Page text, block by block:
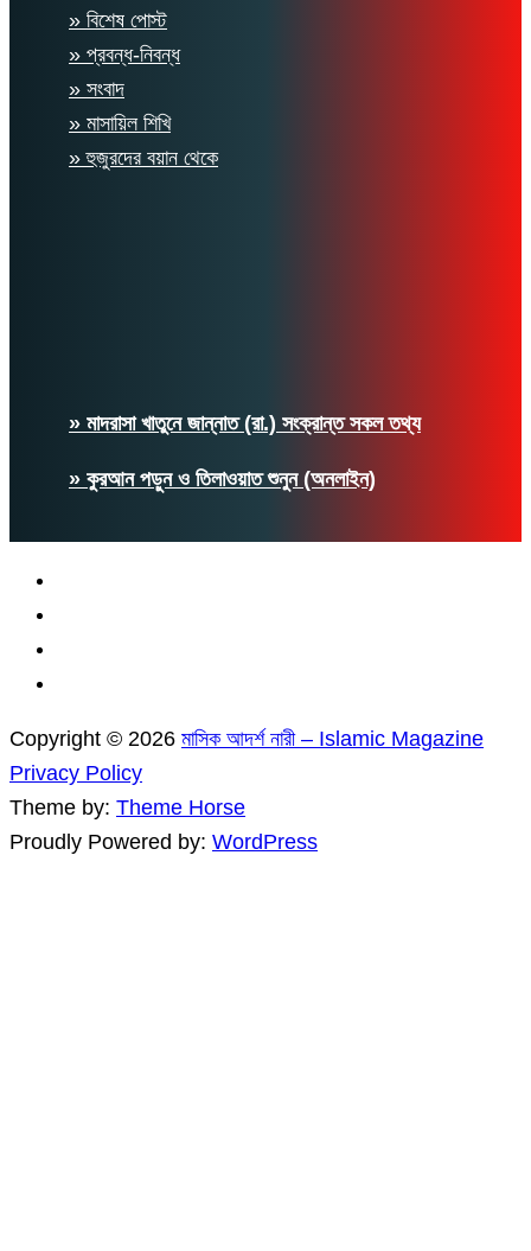
» বিশেষ পোস্ট
» প্রবন্ধ-নিবন্ধ
» সংবাদ
» মাসায়িল শিখি
» হুজুরদের বয়ান থেকে
» মাদরাসা খাতুনে জান্নাত (রা.) সংক্রান্ত সকল তথ্য
» কুরআন পড়ুন ও তিলাওয়াত শুনুন (অনলাইন)
Copyright © 2026 মাসিক আদর্শ নারী – Islamic Magazine
Privacy Policy
Theme by: Theme Horse
Proudly Powered by: WordPress